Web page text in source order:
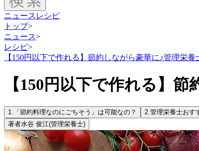
ニュース レシピ
トップ>
ニュース>
レシピ>
【150円以下で作れる】節約しながら豪華に♪管理栄
【150円以下で作れる】
1. 「節約料理なのにごちそう」は可能なの？ 2.管理栄養士おす
著者水谷 俊江(管理栄養士)